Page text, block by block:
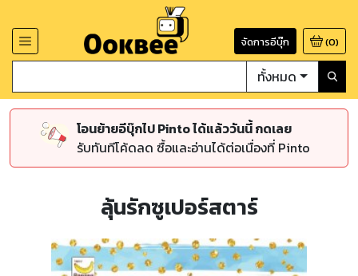
จัดการอีบุ๊ก (0)
ทั้งหมด
โอนย้ายอีบุ๊กไป Pinto ได้แล้ววันนี้ กดเลย
รับทันทีโค้ดลด ซื้อและอ่านได้ต่อเนื่องที่ Pinto
ลุ้นรักซูเปอร์สตาร์